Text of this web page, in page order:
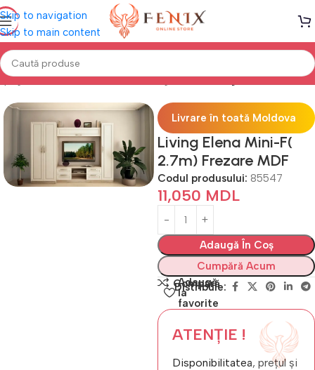
Skip to navigation
Skip to main content
pagină Mobilă LIVING Seturi Living Perete living MDF (Frezare)
Livrare în toată Moldova
Living Elena Mini-F(
2.7m) Frezare MDF
Codul produsului: 85547
11,050 MDL
Adaugă În Coș
Cumpără Acum
Compară
Adaugă
la
favorite
Distribuie:
ATENȚIE !
Disponibilitatea, prețul și